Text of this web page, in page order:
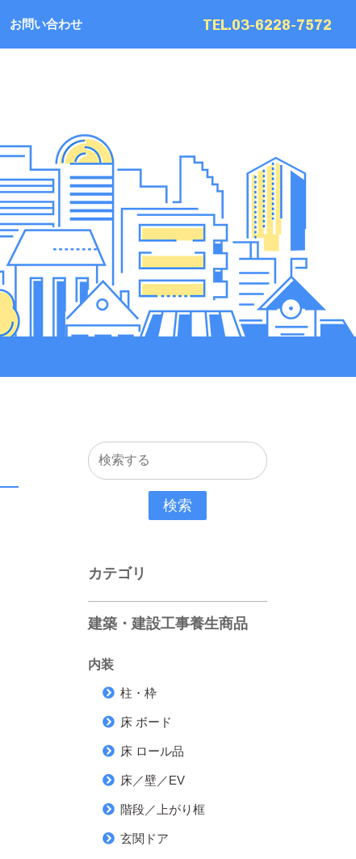
お問い合わせ TEL.03-6228-7572
検索
カテゴリ
建築・建設工事養生商品
内装
柱・枠
床 ボード
床 ロール品
床／壁／EV
階段／上がり框
玄関ドア